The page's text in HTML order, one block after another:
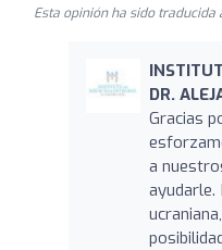
Esta opinión ha sido traducida
DR.
Gracias
a
ayudarle.